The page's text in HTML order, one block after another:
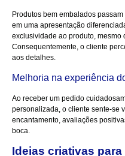
Produtos bem embalados
em uma apresentação
exclusividade ao produto, mesmo
Consequentemente, o cliente
aos detalhes.
Melhoria na experiência
Ao receber um pedido
personalizada, o cliente sente-se
encantamento, avaliações
boca.
Ideias criativas